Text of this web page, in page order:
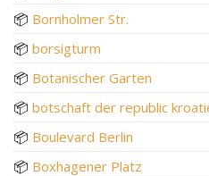
📦 Bornholmer Str.
📦 borsigturm
📦 Botanischer Garten
📦 botschaft der republic
📦 Boulevard Berlin
📦 Boxhagener Platz